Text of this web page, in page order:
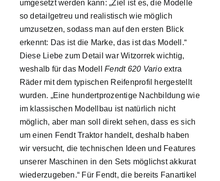
umgesetzt werden kann: „Ziel ist es, die Modelle
so detailgetreu und realistisch wie möglich
umzusetzen, sodass man auf den ersten Blick
erkennt: Das ist die Marke, das ist das Modell.“
Diese Liebe zum Detail war Witzorrek wichtig,
weshalb für das ModellFendt 620 Varioextra
Räder mit dem typischen Reifenprofil hergestellt
wurden. „Eine hundertprozentige Nachbildung wie
im klassischen Modellbau ist natürlich nicht
möglich, aber man soll direkt sehen, dass es sich
um einen Fendt Traktor handelt, deshalb haben
wir versucht, die technischen Ideen und Features
unserer Maschinen in den Sets möglichst akkurat
wiederzugeben.“ Für Fendt, die bereits Fanartikel